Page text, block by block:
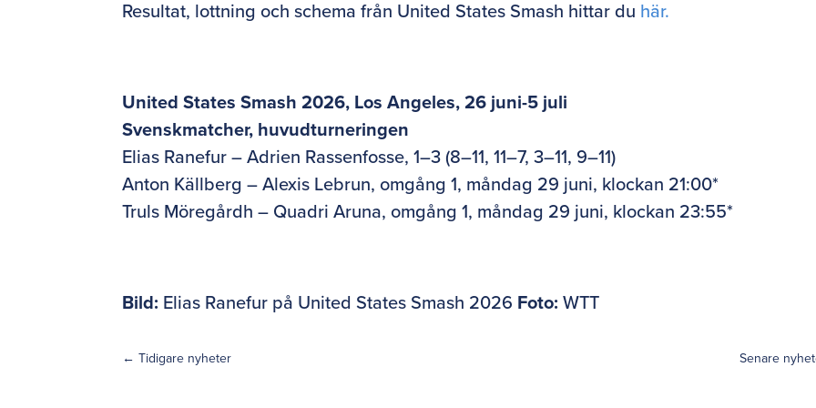
Resultat, lottning och schema från United States Smash hittar du här.
United States Smash 2026, Los Angeles, 26 juni-5 juli
Svenskmatcher, huvudturneringen
Elias Ranefur – Adrien Rassenfosse, 1–3 (8–11, 11–7, 3–11, 9–11)
Anton Källberg – Alexis Lebrun, omgång 1, måndag 29 juni, klockan 21:00*
Truls Möregårdh – Quadri Aruna, omgång 1, måndag 29 juni, klockan 23:55*
Bild: Elias Ranefur på United States Smash 2026 Foto:WTT
←Tidigare nyheter Senare